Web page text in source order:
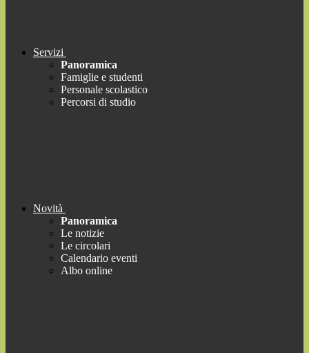
Servizi
Panoramica
Famiglie e studenti
Personale scolastico
Percorsi di studio
Novità
Panoramica
Le notizie
Le circolari
Calendario eventi
Albo online